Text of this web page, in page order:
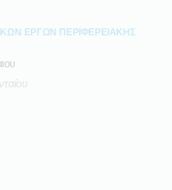
ΕΡΓΩΝ ΠΕΡΙΦΕΡΕΙΑΚΗΣ